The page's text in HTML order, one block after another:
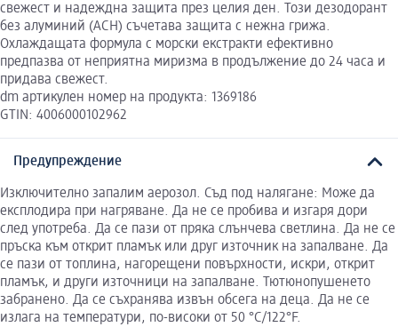
свежест и надеждна защита през целия ден. Този дезодорант
без алуминий (ACH) съчетава защита с нежна грижа.
Охлаждащата формула с морски екстракти ефективно
предпазва от неприятна миризма в продължение до 24 часа и
придава свежест.
dm артикулен номер на продукта: 1369186
GTIN: 4006000102962
Предупреждение
Изключително запалим аерозол. Съд под налягане: Може да
експлодира при нагряване. Да не се пробива и изгаря дори
след употреба. Да се пази от пряка слънчева светлина. Да не се
пръска към открит пламък или друг източник на запалване. Да
се пази от топлина, нагорещени повърхности, искри, открит
пламък, и други източници на запалване. Тютюнопушенето
забранено. Да се съхранява извън обсега на деца. Да не се
излага на температури, по-високи от 50 °C/122°F.